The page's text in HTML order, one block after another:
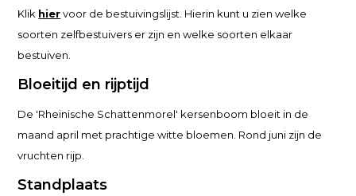
Klik hiervoor de bestuivingslijst. Hierin kunt u zien welke
soorten zelfbestuivers er zijn en welke soorten elkaar
bestuiven.
Bloeitijd en rijptijd
De 'Rheinische Schattenmorel' kersenboom bloeit in de
maand april met prachtige witte bloemen. Rond juni zijn de
vruchten rijp.
Standplaats